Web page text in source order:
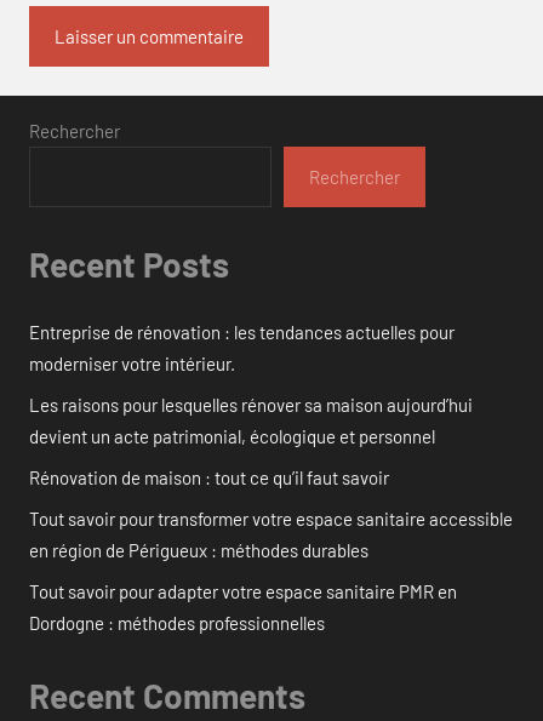
Rechercher
Rechercher
Recent Posts
Entreprise de rénovation : les tendances actuelles pour
moderniser votre intérieur.
Les raisons pour lesquelles rénover sa maison aujourd’hui
devient un acte patrimonial, écologique et personnel
Rénovation de maison : tout ce qu’il faut savoir
Tout savoir pour transformer votre espace sanitaire accessible
en région de Périgueux : méthodes durables
Tout savoir pour adapter votre espace sanitaire PMR en
Dordogne : méthodes professionnelles
Recent Comments